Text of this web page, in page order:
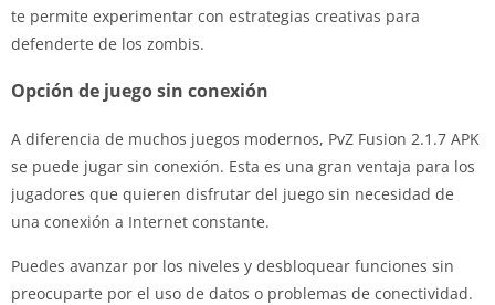
te permite experimentar con estrategias creativas para
defenderte de los zombis.
Opción de juego sin conexión
A diferencia de muchos juegos modernos, PvZ Fusion 2.1.7 APK
se puede jugar sin conexión. Esta es una gran ventaja para los
jugadores que quieren disfrutar del juego sin necesidad de
una conexión a Internet constante.
Puedes avanzar por los niveles y desbloquear funciones sin
preocuparte por el uso de datos o problemas de conectividad.